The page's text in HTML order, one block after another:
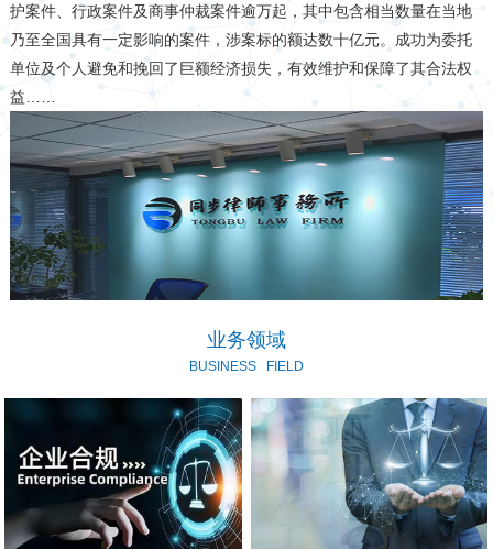
护案件、行政案件及商事仲裁案件逾万起，其中包含相当数量在当地
乃至全国具有一定影响的案件，涉案标的额达数十亿元。成功为委托
单位及个人避免和挽回了巨额经济损失，有效维护和保障了其合法权
益……
业务领域
BUSINESS FIELD